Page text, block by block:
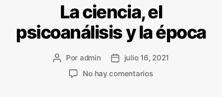
La ciencia, el
psicoanálisis y la época
Por admin
julio 16, 2021
No hay comentarios